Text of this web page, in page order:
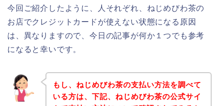
今回ご紹介したように、人それぞれ、ねじめびわ茶の
お店でクレジットカードが使えない状態になる原因
は、異なりますので、今日の記事が何か１つでも参考
になると幸いです。
もし、ねじめびわ茶の支払い方法を調べて
いる方は、下記、ねじめびわ茶の公式サイ